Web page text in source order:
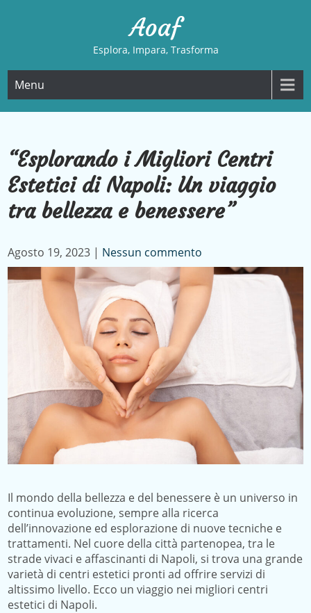
Aoaf
Esplora, Impara, Trasforma
Menu
“Esplorando i Migliori Centri
Estetici di Napoli: Un viaggio
tra bellezza e benessere”
Agosto 19, 2023 | Nessun commento
Il mondo della bellezza e del benessere è un universo in
continua evoluzione, sempre alla ricerca
dell’innovazione ed esplorazione di nuove tecniche e
trattamenti. Nel cuore della città partenopea, tra le
strade vivaci e affascinanti di Napoli, si trova una grande
varietà di centri estetici pronti ad offrire servizi di
altissimo livello. Ecco un viaggio nei migliori centri
estetici di Napoli.